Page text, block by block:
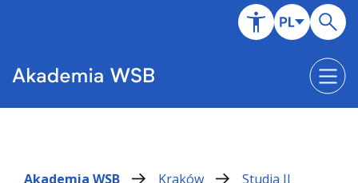
Akademia WSB Kraków
Studia II